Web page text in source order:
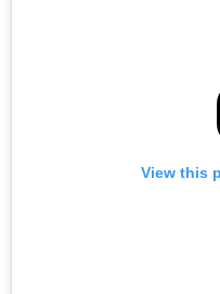
View this